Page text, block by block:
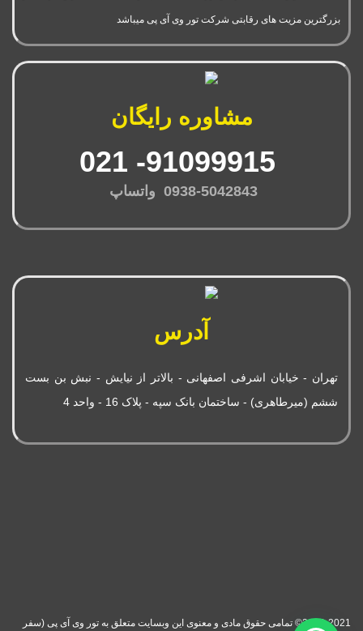
بزرگترین مزیت های رقابتی شرکت تور وی آی پی میباشد
مشاوره رایگان
0938-5042843 واتساپ
آدرس
تهران - خیابان اشرفی اصفهانی - بالاتر از نیایش - نبش بن بست
ششم (میرطاهری) - ساختمان بانک سپه - پلاک 16 - واحد 4
2018-2021© تمامی حقوق مادی و معنوی این وبسایت متعلق به تور وی آی پی (سفر